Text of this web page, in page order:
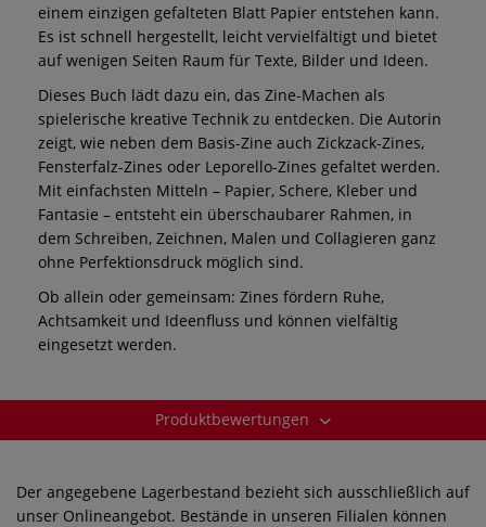
einem einzigen gefalteten Blatt Papier entstehen kann.
Es ist schnell hergestellt, leicht vervielfältigt und bietet
auf wenigen Seiten Raum für Texte, Bilder und Ideen.
Dieses Buch lädt dazu ein, das Zine-Machen als
spielerische kreative Technik zu entdecken. Die Autorin
zeigt, wie neben dem Basis-Zine auch Zickzack-Zines,
Fensterfalz-Zines oder Leporello-Zines gefaltet werden.
Mit einfachsten Mitteln – Papier, Schere, Kleber und
Fantasie – entsteht ein überschaubarer Rahmen, in
dem Schreiben, Zeichnen, Malen und Collagieren ganz
ohne Perfektionsdruck möglich sind.
Ob allein oder gemeinsam: Zines fördern Ruhe,
Achtsamkeit und Ideenfluss und können vielfältig
eingesetzt werden.
Produktbewertungen
Der angegebene Lagerbestand bezieht sich ausschließlich auf
unser Onlineangebot. Bestände in unseren Filialen können